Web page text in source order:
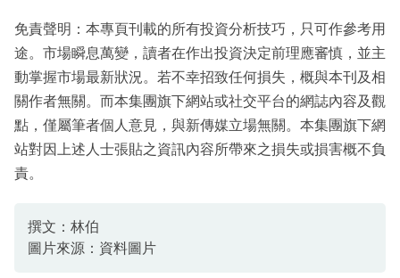
免責聲明：本專頁刊載的所有投資分析技巧，只可作參考用
途。市場瞬息萬變，讀者在作出投資決定前理應審慎，並主
動掌握市場最新狀況。若不幸招致任何損失，概與本刊及相
關作者無關。而本集團旗下網站或社交平台的網誌內容及觀
點，僅屬筆者個人意見，與新傳媒立場無關。本集團旗下網
站對因上述人士張貼之資訊內容所帶來之損失或損害概不負
責。
撰文：林伯
圖片來源：資料圖片